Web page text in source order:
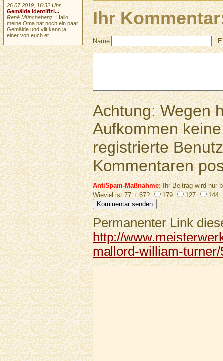
Ihr
Name
Achtung: Wegen
Aufkommen
registrierte
Kommentaren
AntiSpam-Maßnahme:Ihr Beitrag wird nur
Wieviel ist 77 + 67?
179 127 144
Permanenter Link
http://
mallord-william-
26.07.2019, 16:32 Uhr
Gemälde identifizi...
René Müncheberg : Hallo,
meine Oma hat noch ein paar
Gemälde und vllt kann ja
einer von euch et...